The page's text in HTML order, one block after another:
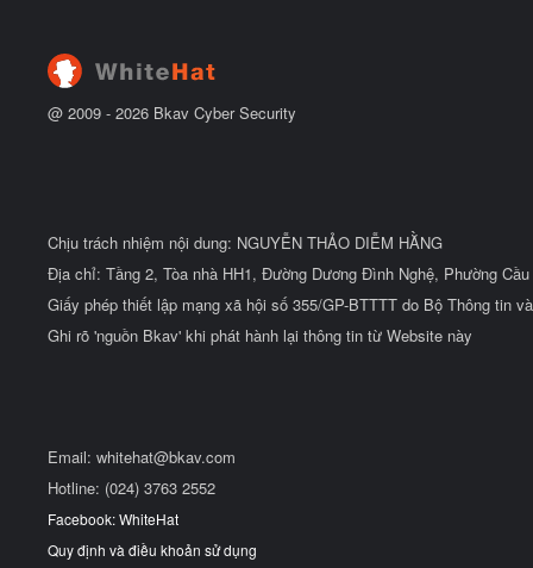
@ 2009 - 2026 Bkav Cyber Security
Chịu trách nhiệm nội dung: NGUYỄN THẢO DIỄM HẰNG
Địa chỉ: Tầng 2, Tòa nhà HH1, Đường Dương Đình Nghệ, Phường
Giấy phép thiết lập mạng xã hội số 355/GP-BTTTT do Bộ Thông tin
Ghi rõ 'nguồn Bkav' khi phát hành lại thông tin từ Website này
Email: whitehat@bkav.com
Hotline: (024) 3763 2552
Facebook: WhiteHat
Quy định và điều khoản sử dụng